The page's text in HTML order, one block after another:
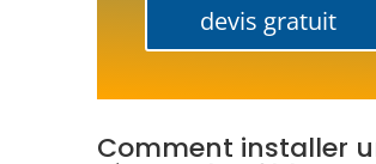
devis gratuit
Comment installer